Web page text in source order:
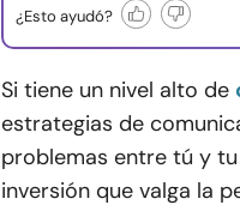
¿Esto ayudó?
Si tiene un nivel alto de
estrategias de
problemas entre tú y
inversión que valga la